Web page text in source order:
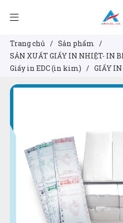
Trang chủ / Sản phẩm /
SẢN XUẤT GIẤY IN NHIỆT- IN
Giấy in EDC (in kim) / GIẤY IN